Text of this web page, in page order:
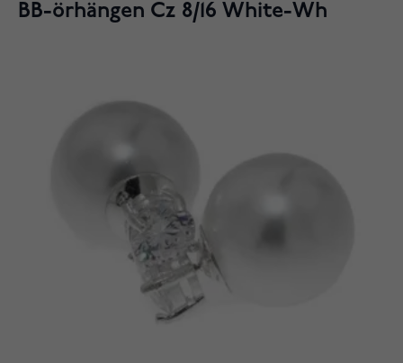
BB-örhängen Cz 8/16 White-Wh